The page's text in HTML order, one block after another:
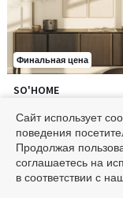
Финальная цена
SO'HOME
картин, 120х40 см
56900 ₽
Сайт использует
поведения
Продолжая
соглашаетесь на
в соответствии с